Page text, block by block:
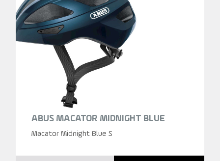
ABUS MACATOR MIDNIGHT BLUE
Macator Midnight Blue S